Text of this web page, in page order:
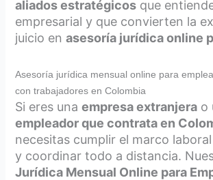
aliados estratégicos que
empresarial y que convierten la
juicio enasesoría jurídica online
Asesoría jurídica mensual online para
con trabajadores en Colombia
Si eres unaempresa extranjera o
empleador que contrata en
necesitas cumplir el marco
y coordinar todo a distancia.
Jurídica Mensual Online para